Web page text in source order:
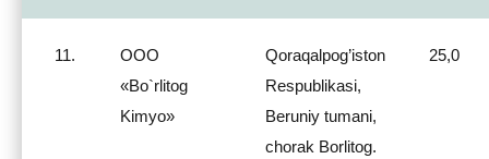
11.
ООО
«Bo`rlitog
Kimyo»
Qoraqalpog’iston
Respublikasi,
Beruniy tumani,
chorak Borlitog.
25,0